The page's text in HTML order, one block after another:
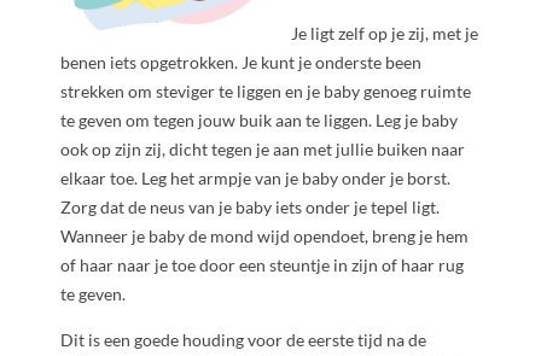
Je ligt zelf op je zij, met je
benen iets opgetrokken. Je kunt je onderste been
strekken om steviger te liggen en je baby genoeg ruimte
te geven om tegen jouw buik aan te liggen. Leg je baby
ook op zijn zij, dicht tegen je aan met jullie buiken naar
elkaar toe. Leg het armpje van je baby onder je borst.
Zorg dat de neus van je baby iets onder je tepel ligt.
Wanneer je baby de mond wijd opendoet, breng je hem
of haar naar je toe door een steuntje in zijn of haar rug
te geven.
Dit is een goede houding voor de eerste tijd na de